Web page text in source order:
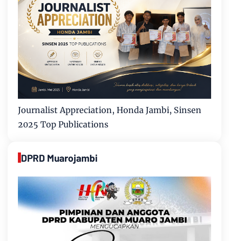
Journalist Appreciation, Honda Jambi, Sinsen
2025 Top Publications
DPRD Muarojambi